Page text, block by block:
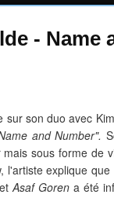
- Name
sur son duo avec
and Number".
sous forme de
l'artiste explique
et Asaf Goren a été